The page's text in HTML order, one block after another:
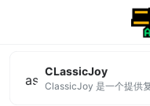
CLassicJoy